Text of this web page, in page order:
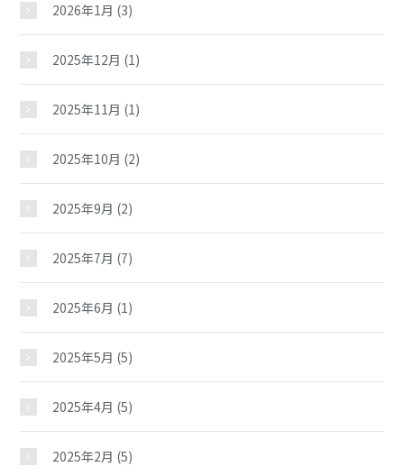
2026年1月 (3)
2025年12月 (1)
2025年11月 (1)
2025年10月 (2)
2025年9月 (2)
2025年7月 (7)
2025年6月 (1)
2025年5月 (5)
2025年4月 (5)
2025年2月 (5)